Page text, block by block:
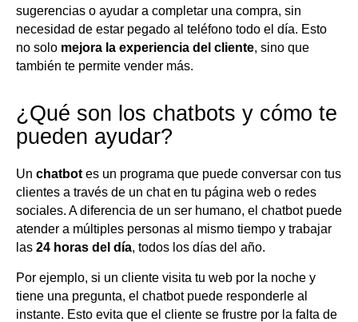
sugerencias o ayudar a completar una compra, sin
necesidad de estar pegado al teléfono todo el día. Esto
no solo mejora la experiencia del cliente, sino que
también te permite vender más.
¿Qué son los chatbots y cómo te
pueden ayudar?
Un chatbot es un programa que puede conversar con tus
clientes a través de un chat en tu página web o redes
sociales. A diferencia de un ser humano, el chatbot puede
atender a múltiples personas al mismo tiempo y trabajar
las 24 horas del día, todos los días del año.
Por ejemplo, si un cliente visita tu web por la noche y
tiene una pregunta, el chatbot puede responderle al
instante. Esto evita que el cliente se frustre por la falta de